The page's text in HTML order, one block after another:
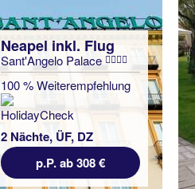
Neapel inkl. Flug
Sant'Angelo Palace
100 % Weiterempfehlung
2 Nächte, ÜF, DZ
p.P. ab 308 €